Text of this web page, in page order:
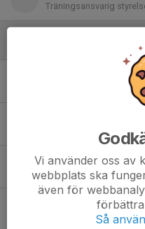
Träningsansvarig
Ellen Lilljebjörn
Molly Kullander
Vi använder oss av
webbplats ska
även för
Så